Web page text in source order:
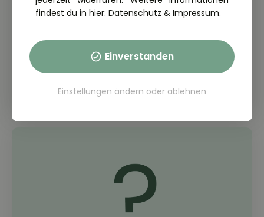
einer Adaptiven
Geschwindigkeitsregelanlage (AGR)
zweckmäßig?
findest du in hier: Datenschutz & Impressum.
Einverstanden
Einstellungen ändern oder ablehnen